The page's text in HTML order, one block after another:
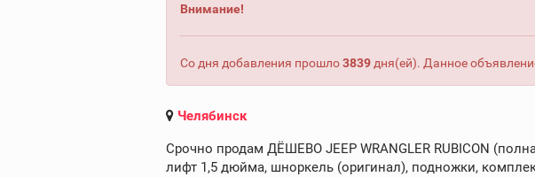
Внимание!
Со дня добавления прошло3839 дня(ей). Данное
Челябинск
Срочно продам ДЁШЕВО JEEP WRANGLER RUBICON
лифт 1,5 дюйма, шноркель (оригинал), подножки,